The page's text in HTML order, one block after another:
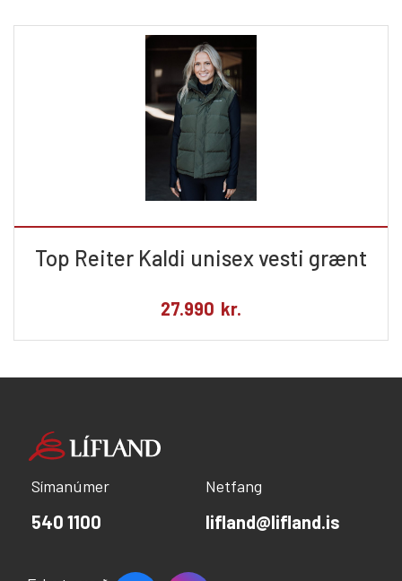
Top Reiter Kaldi unisex vesti grænt
27.990 kr.
Símanúmer
540 1100
Netfang
lifland@lifland.is